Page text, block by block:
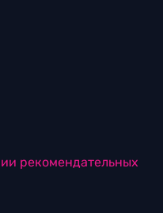
рекомендательных